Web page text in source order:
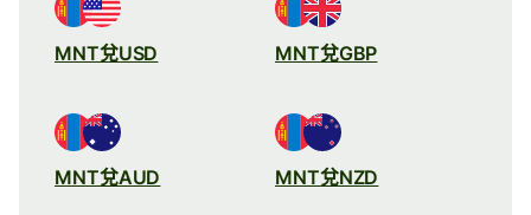
MNT兌USD MNT兌GBP
MNT兌AUD MNT兌NZD